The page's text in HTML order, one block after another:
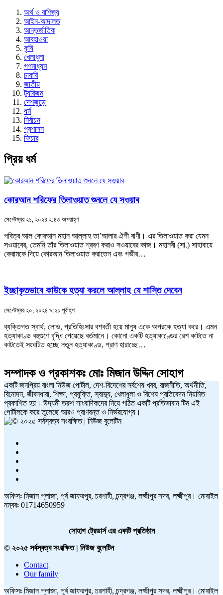
অর্থ ও বাণিজ্য
আইন-আদালত
আন্তর্জাতিক
আবহাওয়া
কৃষি
খেলাধুলা
গণমাধ্যম
চাকরি
জাতীয়
ট্যুরিজম
দেশজুড়ে
ধর্ম
নির্বাচন
প্রশাসন
ফিচার
প্রিয় ধর্ম
কোরআন শরিফের তিলাওয়াত শুনলে যে সওয়াব
সেপ্টেম্বর ২১, ২০২৪ ২:৪৩ অপরাহ্ণ
পবিত্র আল কোরআন মহান আল্লাহ তা’আলার ঐশী বাণী। এর তিলাওয়াত করা যেমন
সওয়াবের, তেমনি তাঁর তিলাওয়াত শ্রবণ করাও সওয়াবের কাজ। মহানবী (সা.) সাহাবায়ে
কেরামকে দিয়ে কোরআন তিলাওয়াত করাতেন এবং গভীর…
ইচ্ছাকৃতভাবে কাউকে হত্যা করলে আল্লাহ যে শাস্তি দেবেন
সেপ্টেম্বর ২০, ২০২৪ ৯:২১ পূর্বাহ্ণ
ব্যক্তিগত স্বার্থ, লোভ, প্রতিহিংসার বশবর্তী হয়ে মানুষ একে অপরকে হত্যা করে। এমন
হত্যাকাণ্ড বহুগুণে বৃদ্ধি পেয়েছে বর্তমানে। কোনো একটি হত্যাকাণ্ডের রেশ কাটতে না
কাটতেই সংঘটিত হচ্ছে নতুন হত্যাকাণ্ড, প্রাণ হারাচ্ছে…
সম্পাদক ও প্রকাশকঃ মোঃ মিজান উদ্দিন সোহাগ
একটি জনপ্রিয় বাংলা নিউজ পোর্টাল, দেশ-বিদেশের সর্বশেষ খবর, রাজনীতি, অর্থনীতি,
বিনোদন, জীবনধারা, শিক্ষা, প্রযুক্তি, স্বাস্থ্য, খেলাধুলা ও বিশেষ প্রতিবেদন নিয়মিত
প্রকাশিত হয়। উদ্যমী তরুণ সাংবাদিকদের নিয়ে গঠিত একটি প্রতিভাবান টিম এই
পোর্টালকে করে তুলেছে আরও প্রাণবন্ত ও নির্ভরযোগ্য।
অফিসঃ মিজান প্লাজা, পূর্ব জাফরপুর, চরশাহী, চন্দ্রগঞ্জ, লক্ষ্মীপুর সদর, লক্ষ্মীপুর। মোবাইল
নম্বরঃ 01714650959
সোহাগ ট্রেডার্স এর একটি প্রতিষ্ঠান
© ২০২৫ সর্বস্বত্ব সংরক্ষিত | নিউজ বুলেটিন
Contact
Our family
অফিসঃ মিজান প্লাজা, পূর্ব জাফরপুর, চরশাহী, চন্দ্রগঞ্জ, লক্ষ্মীপুর সদর, লক্ষ্মীপুর। মোবাইল